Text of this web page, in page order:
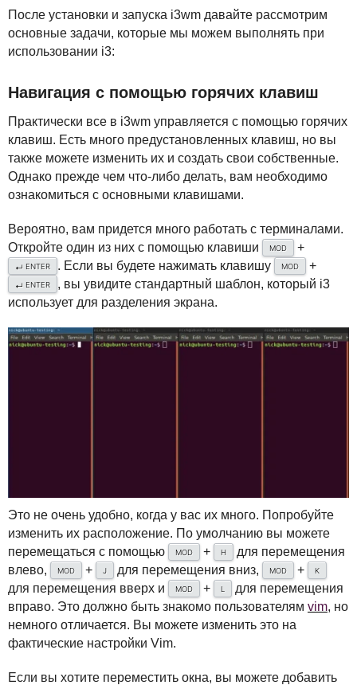
После установки и запуска i3wm давайте рассмотрим
основные задачи, которые мы можем выполнять при
использовании i3:
Навигация с помощью горячих клавиш
Практически все в i3wm управляется с помощью горячих
клавиш. Есть много предустановленных клавиш, но вы
также можете изменить их и создать свои собственные.
Однако прежде чем что-либо делать, вам необходимо
ознакомиться с основными клавишами.
Вероятно, вам придется много работать с терминалами.
Откройте один из них с помощью клавиши
MOD +
↵ ENTER . Если вы будете нажимать клавишу MOD +
↵ ENTER
, вы увидите стандартный шаблон, который i3
использует для разделения экрана.
Это не очень удобно, когда у вас их много. Попробуйте
изменить их расположение. По умолчанию вы можете
перемещаться с помощью
MOD + H
для перемещения
влево,
MOD + J для перемещения вниз, MOD + K
для перемещения вверх и MOD + L
для перемещения
вправо. Это должно быть знакомо пользователям vim, но
немного отличается. Вы можете изменить это на
фактические настройки Vim.
Если вы хотите переместить окна, вы можете добавить